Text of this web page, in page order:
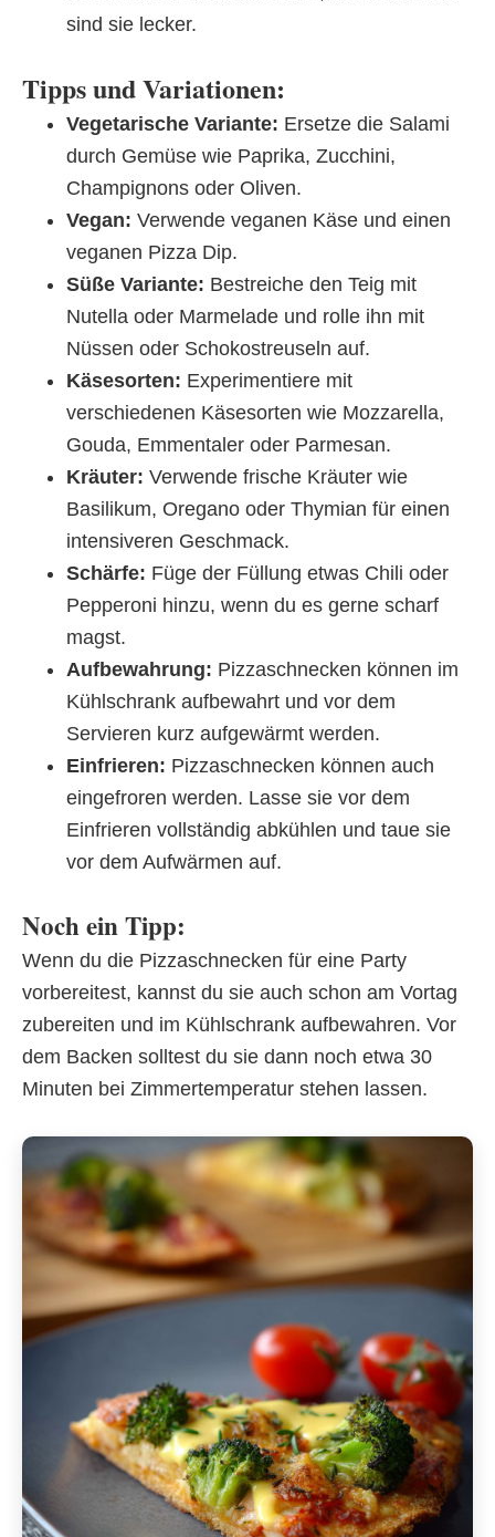
sind sie lecker.
Tipps und Variationen:
Vegetarische Variante: Ersetze die Salami
durch Gemüse wie Paprika, Zucchini,
Champignons oder Oliven.
Vegan: Verwende veganen Käse und einen
veganen Pizza Dip.
Süße Variante: Bestreiche den Teig mit
Nutella oder Marmelade und rolle ihn mit
Nüssen oder Schokostreuseln auf.
Käsesorten: Experimentiere mit
verschiedenen Käsesorten wie Mozzarella,
Gouda, Emmentaler oder Parmesan.
Kräuter: Verwende frische Kräuter wie
Basilikum, Oregano oder Thymian für einen
intensiveren Geschmack.
Schärfe: Füge der Füllung etwas Chili oder
Pepperoni hinzu, wenn du es gerne scharf
magst.
Aufbewahrung: Pizzaschnecken können im
Kühlschrank aufbewahrt und vor dem
Servieren kurz aufgewärmt werden.
Einfrieren: Pizzaschnecken können auch
eingefroren werden. Lasse sie vor dem
Einfrieren vollständig abkühlen und taue sie
vor dem Aufwärmen auf.
Noch ein Tipp:
Wenn du die Pizzaschnecken für eine Party
vorbereitest, kannst du sie auch schon am Vortag
zubereiten und im Kühlschrank aufbewahren. Vor
dem Backen solltest du sie dann noch etwa 30
Minuten bei Zimmertemperatur stehen lassen.